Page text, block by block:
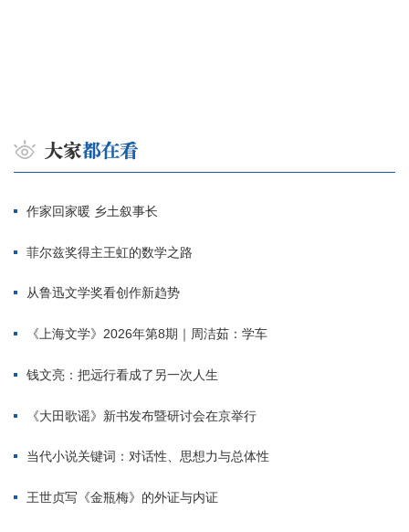
作家回家暖 乡土叙事长
菲尔兹奖得主王虹的数学之路
从鲁迅文学奖看创作新趋势
《上海文学》2026年第8期｜周洁茹：学车
钱文亮：把远行看成了另一次人生
《大田歌谣》新书发布暨研讨会在京举行
当代小说关键词：对话性、思想力与总体性
王世贞写《金瓶梅》的外证与内证